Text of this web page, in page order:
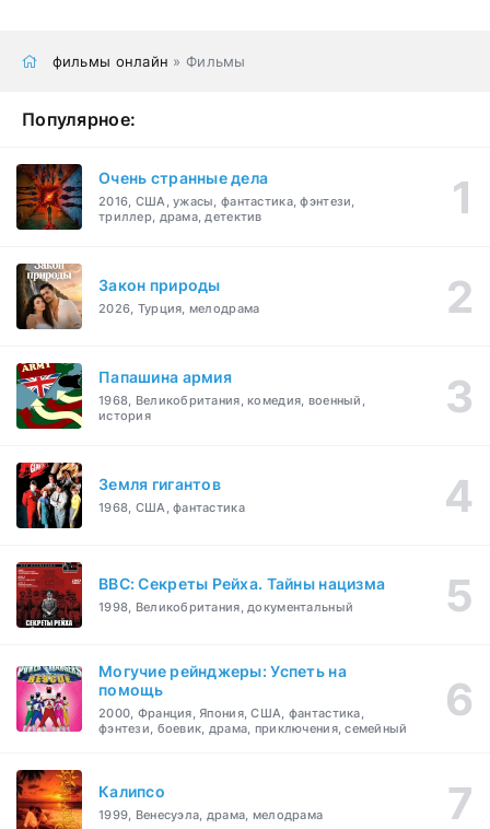
фильмы онлайн » Фильмы
Популярное:
Очень странные дела
2016, США, ужасы, фантастика, фэнтези,
триллер, драма, детектив
Закон природы
2026, Турция, мелодрама
Папашина армия
1968, Великобритания, комедия, военный,
история
Земля гигантов
1968, США, фантастика
BBC: Секреты Рейха. Тайны нацизма
1998, Великобритания, документальный
Могучие рейнджеры: Успеть на
помощь
2000, Франция, Япония, США, фантастика,
фэнтези, боевик, драма, приключения, семейный
Калипсо
1999, Венесуэла, драма, мелодрама